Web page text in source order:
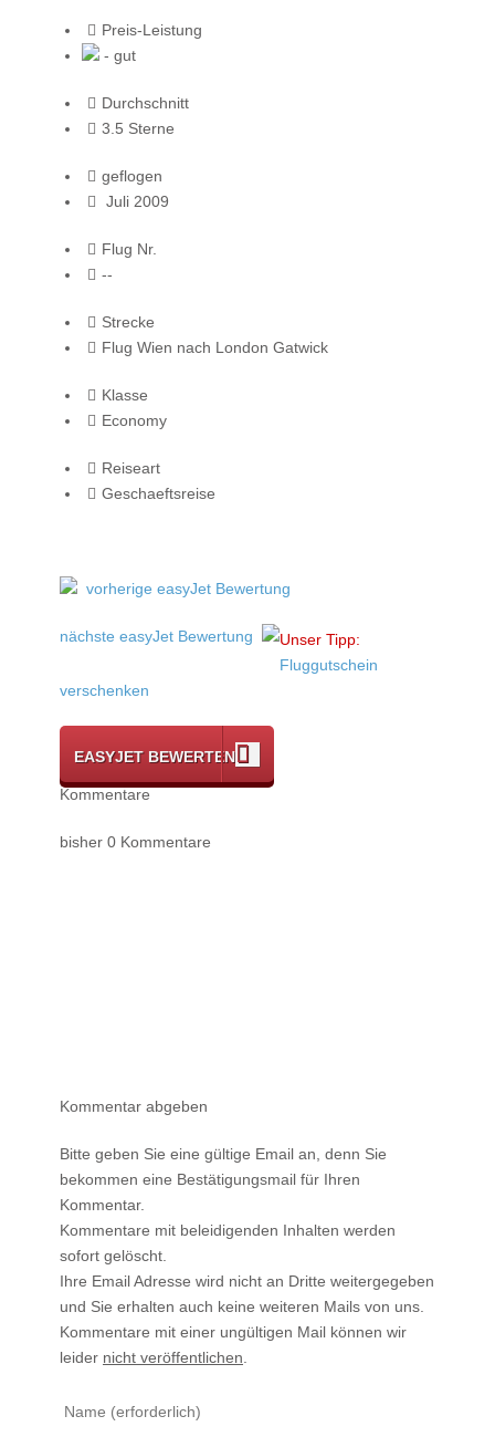
Preis-Leistung
- gut
Durchschnitt
3.5 Sterne
geflogen
Juli 2009
Flug Nr.
--
Strecke
Flug Wien nach London Gatwick
Klasse
Economy
Reiseart
Geschaeftsreise
vorherige easyJet Bewertung
nächste easyJet Bewertung
Unser Tipp:
Fluggutschein
verschenken
EASYJET BEWERTEN
Kommentare
bisher 0 Kommentare
Kommentar abgeben
Bitte geben Sie eine gültige Email an, denn Sie
bekommen eine Bestätigungsmail für Ihren
Kommentar.
Kommentare mit beleidigenden Inhalten werden
sofort gelöscht.
Ihre Email Adresse wird nicht an Dritte weitergegeben
und Sie erhalten auch keine weiteren Mails von uns.
Kommentare mit einer ungültigen Mail können wir
leider nicht veröffentlichen